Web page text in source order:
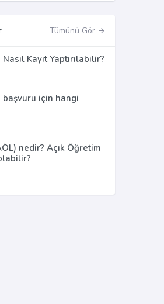
Tümünü Gör
Kayıt Yaptırılabilir?
başvuru için hangi
nedir? Açık Öğretim